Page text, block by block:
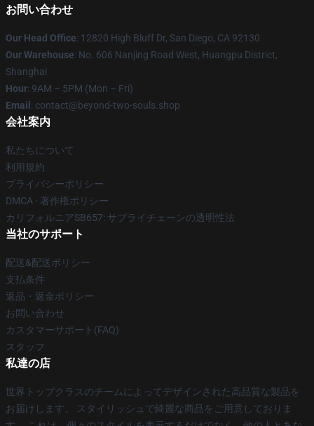
お問い合わせ
Our Head Office: 12820 High Bluff Dr, San Diego, CA 92130
Our Warehouse: No. 606 Nanjing Road West, Huangpu District,
Shanghai
Hour: 9AM – 5PM (Mon – Fri)
Email : contact@beyond-two-souls.shop
会社案内
私たちについて
利用規約
プライバシーポリシー
DMCA - 著作権ポリシー
カリフォルニアSB657: サプライチェーンの透明性法
当社のサポート
配送&配送ポリシー
支払条件
返品・返金ポリシー
お問い合わせ
カスタマーサポート(FAQ)
スタッフ
私達の店
世界トップクラスのチームによってデザインされた高品質な製品を
お届けします。 スタイリッシュで綺麗な商品をご用意しておりま